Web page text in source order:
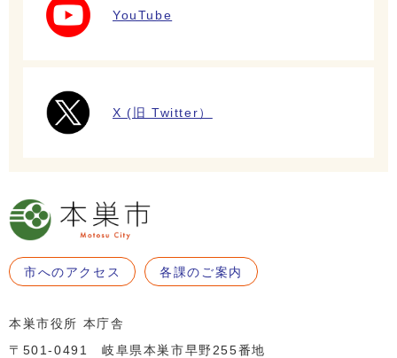
YouTube
X (旧 Twitter）
市へのアクセス 各課のご案内
本巣市役所 本庁舎
〒501-0491 岐阜県本巣市早野255番地